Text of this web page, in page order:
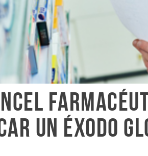
un éxodo